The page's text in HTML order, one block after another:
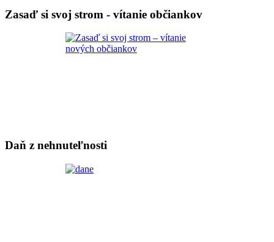
Zasaď si svoj strom - vítanie občiankov
Daň z nehnuteľnosti